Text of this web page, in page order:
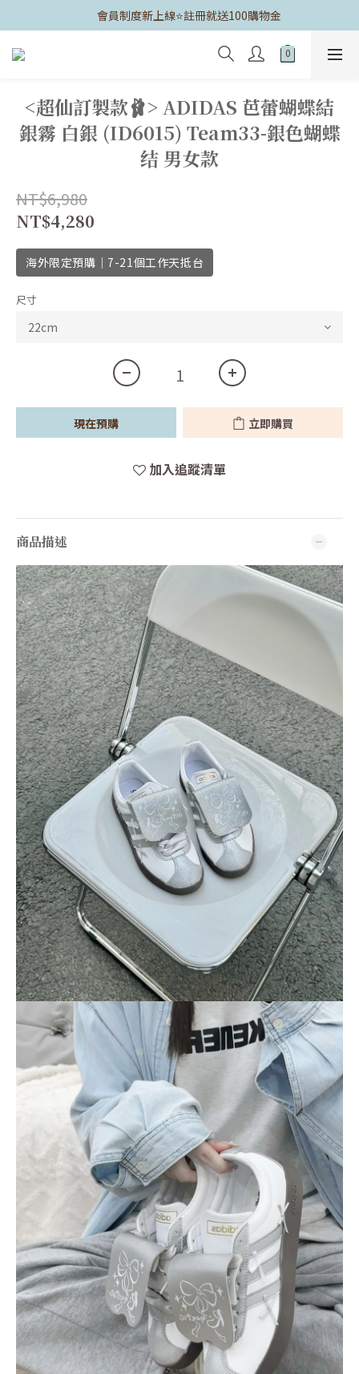
	會員制度新上線⭐️註冊就送100購物金
<超仙訂製款🩰> ADIDAS 芭蕾蝴蝶結
銀霧 白銀 (ID6015) Team33-銀色蝴蝶
结 男女款
NT$6,980
NT$4,280
海外限定預購｜7-21個工作天抵台
尺寸
現在預購 立即購買
加入追蹤清單
商品描述